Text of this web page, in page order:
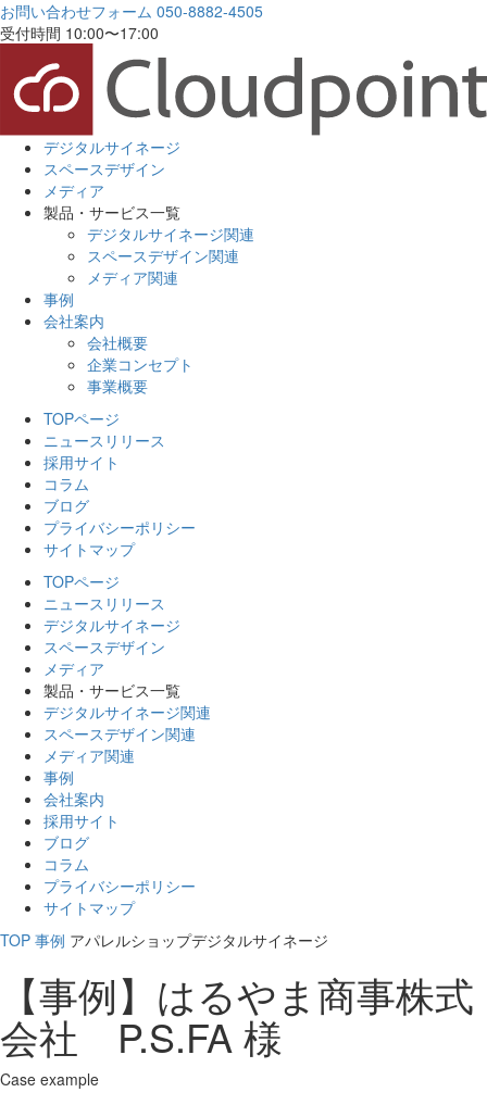
お問い合わせフォーム 050-8882-4505
受付時間 10:00〜17:00
デジタルサイネージ
スペースデザイン
メディア
製品・サービス一覧
デジタルサイネージ関連
スペースデザイン関連
メディア関連
事例
会社案内
会社概要
企業コンセプト
事業概要
TOPページ
ニュースリリース
採用サイト
コラム
ブログ
プライバシーポリシー
サイトマップ
TOPページ
ニュースリリース
デジタルサイネージ
スペースデザイン
メディア
製品・サービス一覧
デジタルサイネージ関連
スペースデザイン関連
メディア関連
事例
会社案内
採用サイト
ブログ
コラム
プライバシーポリシー
サイトマップ
TOP 事例 アパレルショップデジタルサイネージ
【事例】はるやま商事株式
会社 P.S.FA 様
Case example